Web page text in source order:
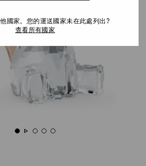
國家。您的運送國家未在此處列出?
查看所有國家